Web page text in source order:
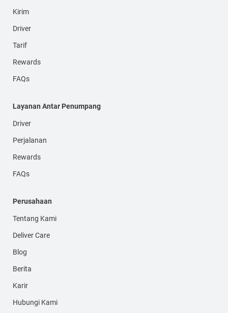
Kirim
Driver
Tarif
Rewards
FAQs
Layanan Antar Penumpang
Driver
Perjalanan
Rewards
FAQs
Perusahaan
Tentang Kami
Deliver Care
Blog
Berita
Karir
Hubungi Kami